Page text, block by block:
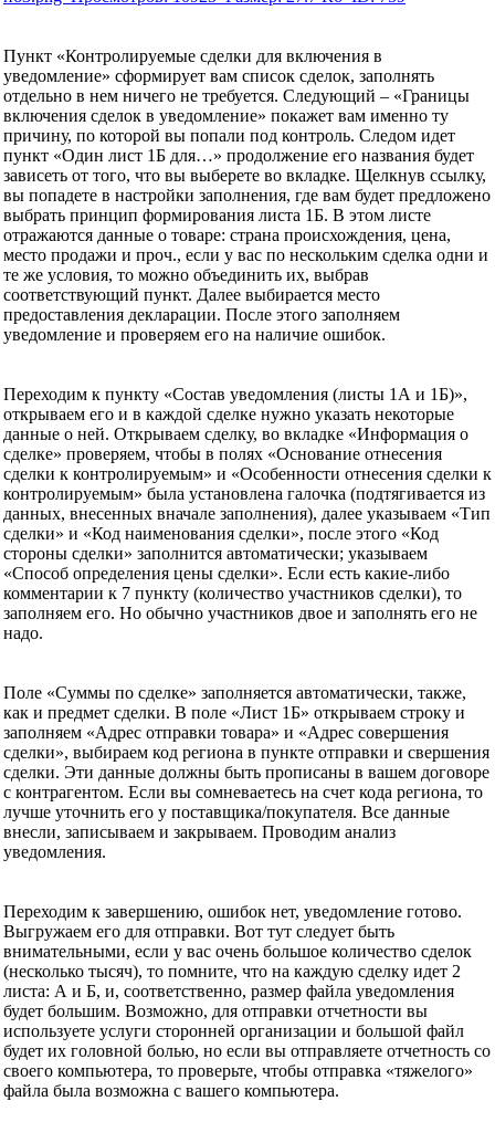
Пункт «Контролируемые сделки для включения в
уведомление» сформирует вам список сделок, заполнять
отдельно в нем ничего не требуется. Следующий – «Границы
включения сделок в уведомление» покажет вам именно ту
причину, по которой вы попали под контроль. Следом идет
пункт «Один лист 1Б для…» продолжение его названия будет
зависеть от того, что вы выберете во вкладке. Щелкнув ссылку,
вы попадете в настройки заполнения, где вам будет предложено
выбрать принцип формирования листа 1Б. В этом листе
отражаются данные о товаре: страна происхождения, цена,
место продажи и проч., если у вас по нескольким сделка одни и
те же условия, то можно объединить их, выбрав
соответствующий пункт. Далее выбирается место
предоставления декларации. После этого заполняем
уведомление и проверяем его на наличие ошибок.
Переходим к пункту «Состав уведомления (листы 1А и 1Б)»,
открываем его и в каждой сделке нужно указать некоторые
данные о ней. Открываем сделку, во вкладке «Информация о
сделке» проверяем, чтобы в полях «Основание отнесения
сделки к контролируемым» и «Особенности отнесения сделки к
контролируемым» была установлена галочка (подтягивается из
данных, внесенных вначале заполнения), далее указываем «Тип
сделки» и «Код наименования сделки», после этого «Код
стороны сделки» заполнится автоматически; указываем
«Способ определения цены сделки». Если есть какие-либо
комментарии к 7 пункту (количество участников сделки), то
заполняем его. Но обычно участников двое и заполнять его не
надо.
Поле «Суммы по сделке» заполняется автоматически, также,
как и предмет сделки. В поле «Лист 1Б» открываем строку и
заполняем «Адрес отправки товара» и «Адрес совершения
сделки», выбираем код региона в пункте отправки и свершения
сделки. Эти данные должны быть прописаны в вашем договоре
с контрагентом. Если вы сомневаетесь на счет кода региона, то
лучше уточнить его у поставщика/покупателя. Все данные
внесли, записываем и закрываем. Проводим анализ
уведомления.
Переходим к завершению, ошибок нет, уведомление готово.
Выгружаем его для отправки. Вот тут следует быть
внимательными, если у вас очень большое количество сделок
(несколько тысяч), то помните, что на каждую сделку идет 2
листа: А и Б, и, соответственно, размер файла уведомления
будет большим. Возможно, для отправки отчетности вы
используете услуги сторонней организации и большой файл
будет их головной болью, но если вы отправляете отчетность со
своего компьютера, то проверьте, чтобы отправка «тяжелого»
файла была возможна с вашего компьютера.